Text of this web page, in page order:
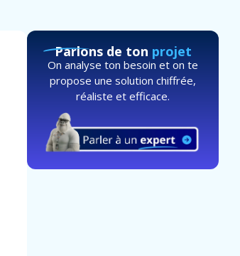
Parlons de ton projet
On analyse ton besoin et on te
propose une solution chiffrée,
réaliste et efficace.